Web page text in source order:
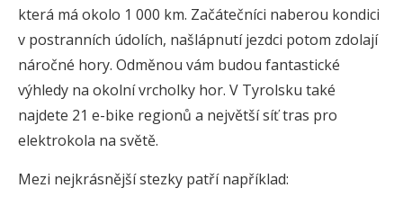
která má okolo 1 000 km. Začátečníci naberou kondici
v postranních údolích, našlápnutí jezdci potom zdolají
náročné hory. Odměnou vám budou fantastické
výhledy na okolní vrcholky hor. V Tyrolsku také
najdete 21 e-bike regionů a největší síť tras pro
elektrokola na světě.
Mezi nejkrásnější stezky patří například: